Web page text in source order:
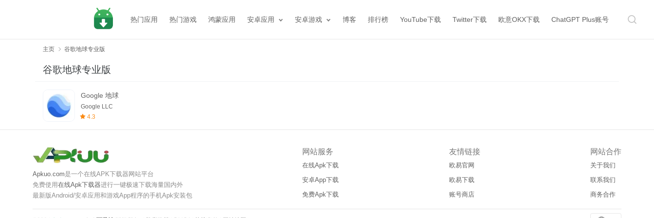
热门应用 热门游戏 鸿蒙应用 安卓应用 安卓游戏 博客 排行榜 YouTube下载 Twitter下载 欧意OKX下载 ChatGPT Plus账号
主页 谷歌地球专业版
谷歌地球专业版
Google 地球
Google LLC
4.3
Apkuo.com是一个在线APK下载器网站平台
免费使用在线Apk下载器进行一键极速下载海量国内外
最新版Android/安卓应用和游戏App程序的手机Apk安装包
网站服务
在线Apk下载
安卓App下载
免费Apk下载
友情链接
欧易官网
欧易下载
账号商店
网站合作
关于我们
联系我们
商务合作